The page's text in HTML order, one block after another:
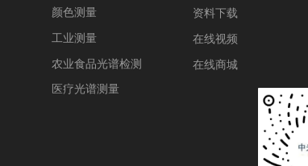
颜色测量
工业测量
农业食品光谱检测
医疗光谱测量
资料下载
在线视频
在线商城